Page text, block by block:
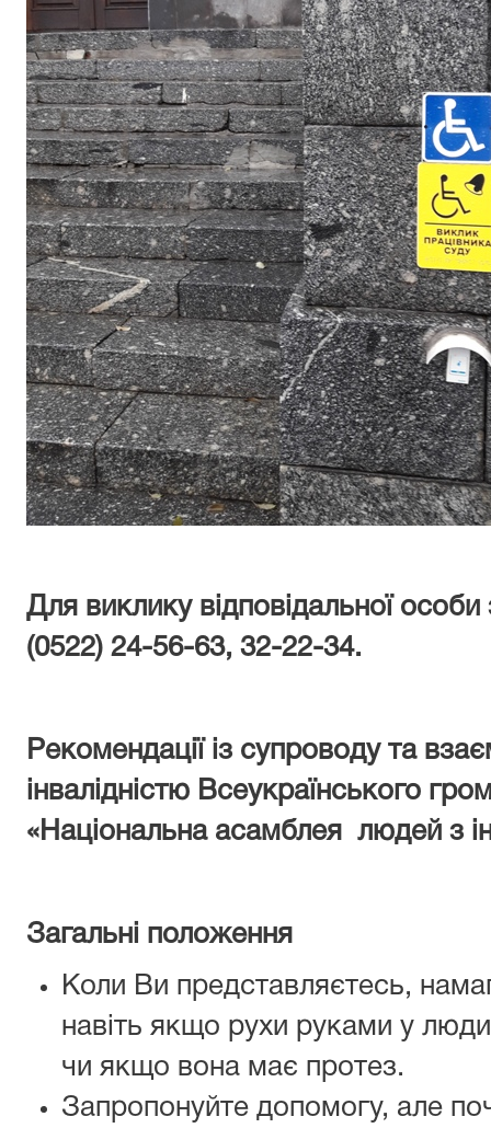
Для виклику відповідальної
(0522) 24-56-63, 32-22-34.
Рекомендації із супроводу та
інвалідністю Всеукраїнського
«Національна асамблея людей з
Загальні положення
Коли Ви представляєтесь,
навіть якщо рухи руками у
чи якщо вона має протез.
Запропонуйте допомогу, але